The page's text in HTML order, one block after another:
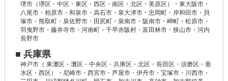
堺市（堺区・中区・東区・西区・南区・北区・美原区）・東大阪市・
八尾市・柏原市・和泉市・高石市・泉大津市・忠岡町・岸和田市・貝
塚市・熊取町・泉佐野市・田尻町・泉南市・阪南市・岬町・松原市・
羽曳野市・藤井寺市・河南町・千早赤阪村・富田林市・狭山市・河内
長野市
■ 兵庫県
神戸市（ 東灘区・灘区・中央区・兵庫区・北区・長田区・須磨区・垂
水区・西区）・尼崎市・西宮市・芦屋市・伊丹市・宝塚市・川西市・